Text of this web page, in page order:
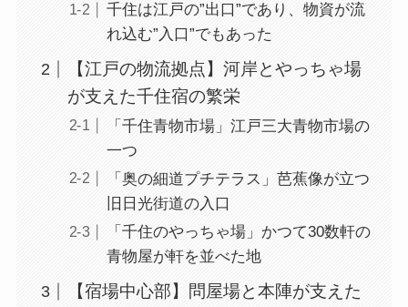
千住は江戸の”出口”であり、物資が流
れ込む”入口”でもあった
【江戸の物流拠点】河岸とやっちゃ場
が支えた千住宿の繁栄
「千住青物市場」江戸三大青物市場の
一つ
「奥の細道プチテラス」芭蕉像が立つ
旧日光街道の入口
「千住のやっちゃ場」かつて30数軒の
青物屋が軒を並べた地
【宿場中心部】問屋場と本陣が支えた